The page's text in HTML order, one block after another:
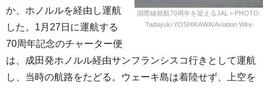
国際線就航70周年を迎えるJAL＝PHOTO:
Tadayuki YOSHIKAWA/Aviation Wire
か、ホノルルを経由し運航
した。1月27日に運航する
70周年記念のチャーター便
は、成田発ホノルル経由サンフランシスコ行きとして運航
し、当時の航路をたどる。ウェーキ島は着陸せず、上空を